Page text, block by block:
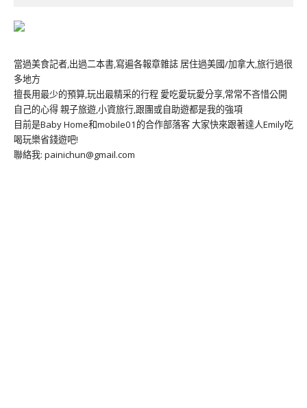
當過美食記者,出過二本書,寫遍各報章雜誌 居住過美國/加拿大,旅行過很
多地方
擅長用最少的預算,玩出最精采的行程 愛吃愛玩愛分享,常常不吝惜公開
自己的心得 親子旅遊,小資旅行,跟團或自助遊都是我的強項
目前是Baby Home和mobile01的合作部落客 大家快來跟著達人Emily吃
喝玩樂省錢遊吧!
聯絡我: painichun@gmail.com